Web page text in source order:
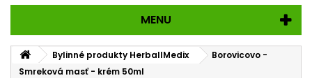
MENU
Bylinné produkty HerballMedix
Borovicovo -
Smreková masť - krém 50ml